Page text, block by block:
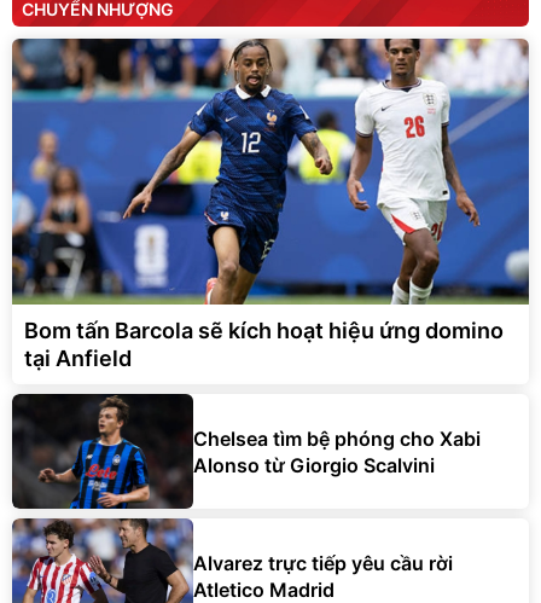
CHUYỂN NHƯỢNG
Bom tấn Barcola sẽ kích hoạt hiệu ứng domino
tại Anfield
Chelsea tìm bệ phóng cho Xabi
Alonso từ Giorgio Scalvini
Alvarez trực tiếp yêu cầu rời
Atletico Madrid